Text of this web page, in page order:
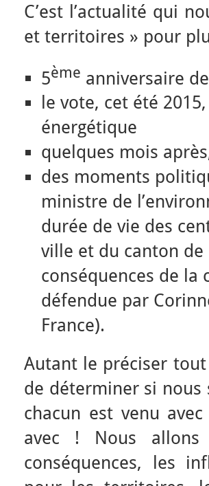
C’est l’actualité qui
et territoires » pour
5ème anniversaire
le vote, cet été
énergétique
quelques mois
des moments
ministre de
durée de vie des
ville et du canton de
conséquences de la
défendue par
France).
Autant le préciser
de déterminer si
chacun est venu
avec ! Nous
conséquences, les